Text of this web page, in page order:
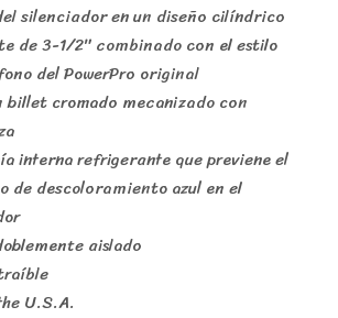
silenciador en un diseño cilíndrico
de 3-1/2″ combinado con el estilo
del PowerPro original
billet cromado mecanizado con
interna refrigerante que previene el
de descoloramiento azul en el
aislado
U.S.A.